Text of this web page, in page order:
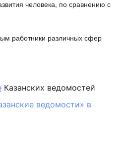
человека, по сравнению с
работники различных сфер
Казанских ведомостей
ведомости» в